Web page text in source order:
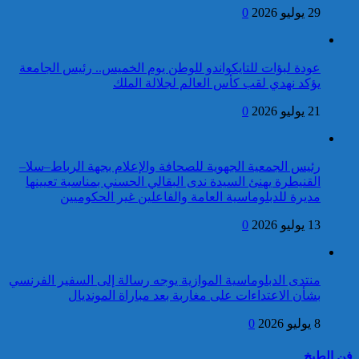
آخرين جراء اعتراض مسيرة
حصيلة حوادث السير
بالمناطق الحضرية خلال
الأسبوع المنصرم
خطاب صاحب الجلالة الملك
بمناسبة الذكرى 27 لعيد
العرش المجيد
عيد العرش : جلالة الملك
القسم للضباط المتخرجين
توقيف شخص للاشتباه في تورطه
المقرونة بالضرب والجرح المفضي
للموت كان ضحيتها مواطن أجنبي
بتارودانت
29 يوليو 2026 0
عودة لبؤات للتايكواندو للوطن يوم الخميس.. رئيس الجامعة
يؤكد نهدي لقب كأس العالم لجلالة الملك
21 يوليو 2026 0
رئيس الجمعية الجهوية للصحافة والإعلام بجهة الرباط–سلا–
القنيطرة يهنئ السيدة ندى البقالي الحسني بمناسبة تعيينها
مديرة للدبلوماسية العامة والفاعلين غير الحكوميين
13 يوليو 2026 0
منتدى الدبلوماسية الموازية يوجه رسالة إلى السفير الفرنسي
بشأن الاعتداءات على مغاربة بعد مباراة المونديال
8 يوليو 2026 0
فن الطبخ